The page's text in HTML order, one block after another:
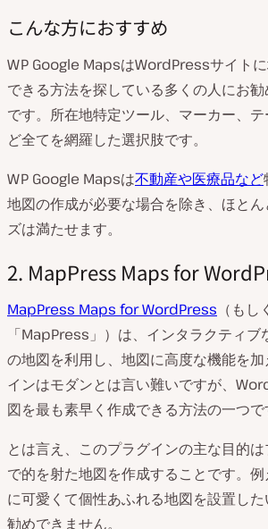
こんな方におすすめ
WP Google MapsはWordPressサイト
できる方法を探している多くの人にお
です。所在地特定ツール、マーカー、
ど全てを網羅した選択肢です。
WP Google Mapsは不動産や医療品など
地図の作成が必要な場合を除き、ほと
ズは満たせます。
2. MapPress Maps for
MapPress Maps for WordPress （も
「MapPress」）は、インタラクティ
の地図を利用し、地図に高度な機能を
インはモダンとは言い難いですが、
図を最も素早く作成できる方法の一つで
とは言え、このプラグインの主な目的
で的を射た地図を作成することです。
に可愛くて個性あふれる地図を設置し
勧めできません。